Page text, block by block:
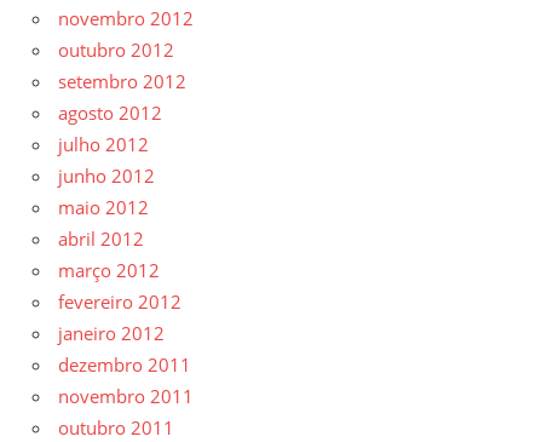
novembro 2012
outubro 2012
setembro 2012
agosto 2012
julho 2012
junho 2012
maio 2012
abril 2012
março 2012
fevereiro 2012
janeiro 2012
dezembro 2011
novembro 2011
outubro 2011